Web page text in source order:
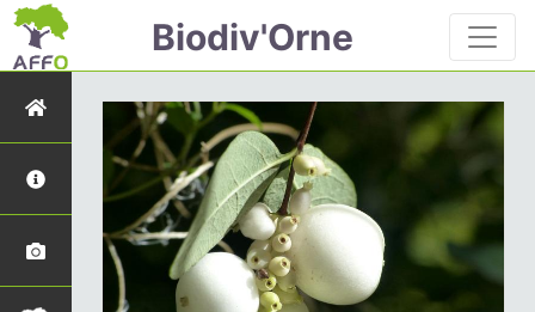
Biodiv'Orne